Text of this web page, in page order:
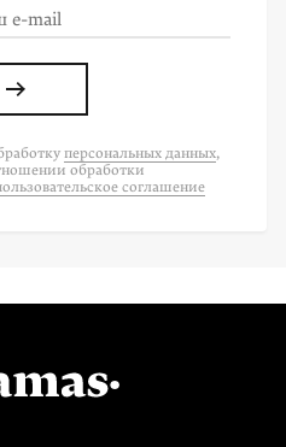
персональных данных,
обработки
соглашение